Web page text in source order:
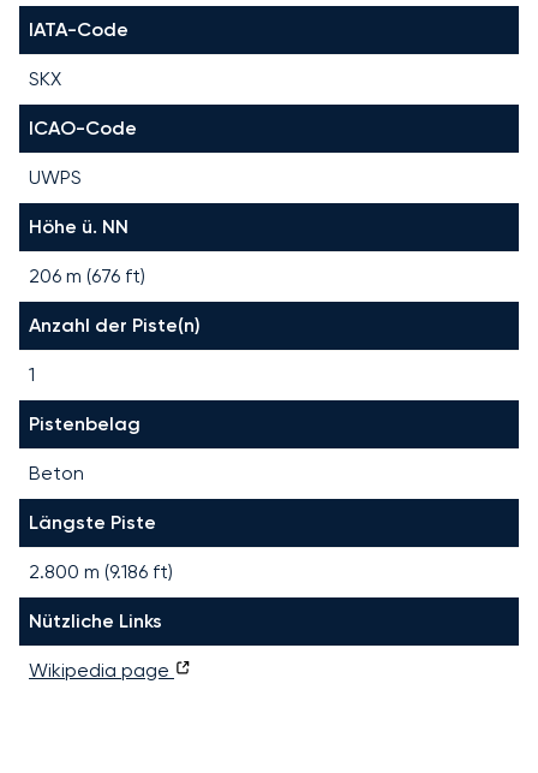
IATA-Code
SKX
ICAO-Code
UWPS
Höhe ü. NN
206 m (676 ft)
Anzahl der Piste(n)
1
Pistenbelag
Beton
Längste Piste
2.800 m (9.186 ft)
Nützliche Links
Wikipedia page